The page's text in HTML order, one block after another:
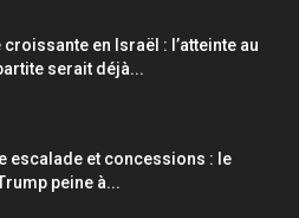
croissante en Israël : l’atteinte au
serait déjà...
escalade et concessions : le
peine à...